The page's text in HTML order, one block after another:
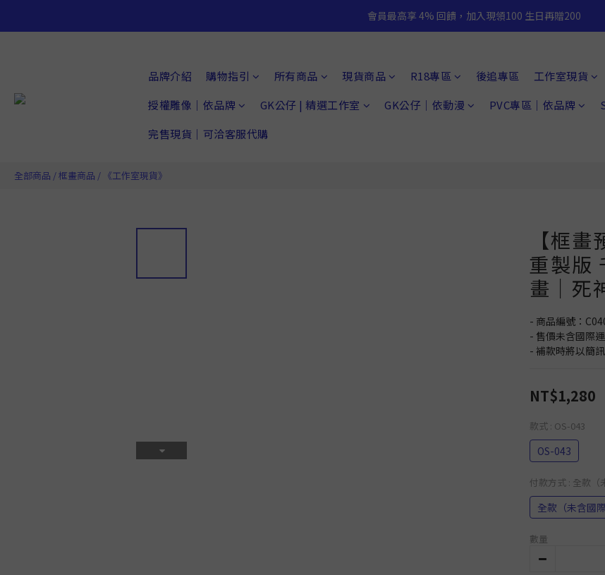
會員最高享 4% 回饋，加入現領100 生日再贈200
品牌介紹 購物指引 所有商品 現貨商品 R18專區 後追專區 工作室現貨
授權雕像｜依品牌
GK公仔 | 精選工作室 GK公仔｜依動漫 PVC專區｜依品牌
完售現貨｜可洽客服代購
全部商品 /框畫商品 / 《工作室現貨》
【框
重製版
畫｜死
- 商品編號：
- 售價未含國際
- 補款時將以簡
NT$1,280
款式 : OS-043
OS-043
付款方式 : 全款（
全款（未含國際
數量